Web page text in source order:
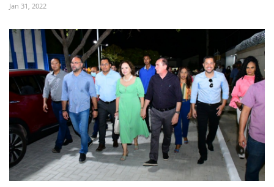
Jan 31, 2022